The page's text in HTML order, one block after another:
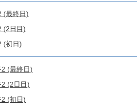
(最終日)
(2日目)
(初日)
(最終日)
(2日目)
(初日)